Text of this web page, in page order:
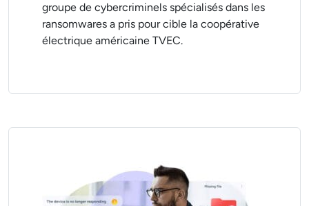
groupe de cybercriminels spécialisés dans les
ransomwares a pris pour cible la coopérative
électrique américaine TVEC.